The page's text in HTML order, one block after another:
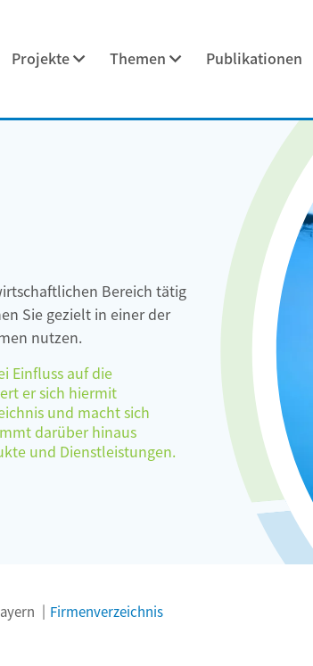
Projekte Themen Publikationen
Bereich tätig
Sie gezielt in einer der
nutzen.
Einfluss auf die
er sich hiermit
und macht sich
darüber hinaus
und Dienstleistungen.
Firmenverzeichnis